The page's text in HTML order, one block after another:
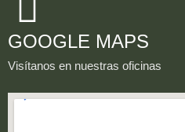
GOOGLE MAPS
Visítanos en nuestras oficinas